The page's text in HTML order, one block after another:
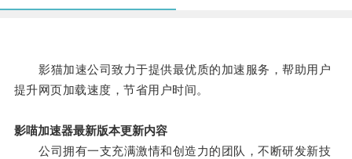
影猫加速公司致力于提供最优质的加速服务，帮助用户
提升网页加载速度，节省用户时间。
影喵加速器最新版本更新内容
公司拥有一支充满激情和创造力的团队，不断研发新技